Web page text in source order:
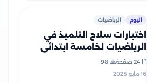
اليوم الرياضيات
اختبارات سلاح التلميذ في
الرياضيات لخامسة ابتدائي
الترم الثاني PDF بالاجابات
24 صفحة
98
16 مايو 2025